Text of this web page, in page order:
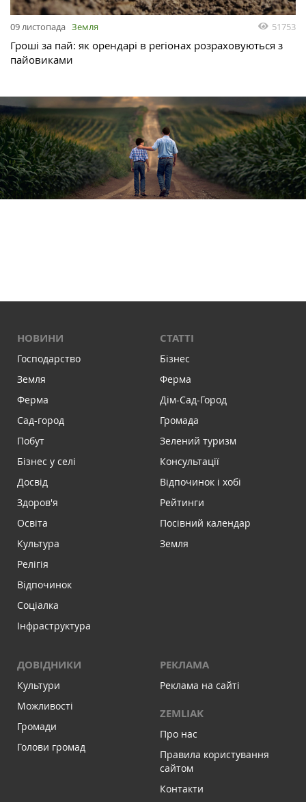
09 листопада Земля 51753
Гроші за пай: як орендарі в регіонах розраховуються з
пайовиками
НОВИНИ
Господарство
Земля
Ферма
Сад-город
Побут
Бізнес у селі
Досвід
Здоров'я
Освіта
Культура
Релігія
Відпочинок
Соціалка
Інфраструктура
СТАТТІ
Бізнес
Ферма
Дім-Сад-Город
Громада
Зелений туризм
Консультації
Відпочинок і хобі
Рейтинги
Посівний календар
Земля
ДОВІДНИКИ
Культури
Можливості
Громади
Голови громад
РЕКЛАМА
Реклама на сайті
ZEMLIAK
Про нас
Правила користування
сайтом
Контакти